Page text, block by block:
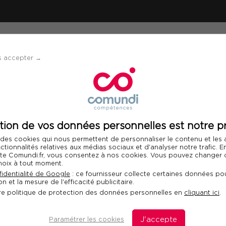
accepter →
de vos données personnelles est notre
cookies qui nous permettent de personnaliser le contenu et les
relatives aux médias sociaux et d'analyser notre trafic.
Comundi.fr, vous consentez à nos cookies. Vous pouvez changer
à tout moment.
de Google : ce fournisseur collecte certaines données
et la mesure de l'efficacité publicitaire.
politique de protection des données personnelles en cliquant ici.
Paramétrer les cookies J'accepte
CONFÉRENCE D'ACTUALITÉ
Tendances
Le rendez-vous annuel des
communication